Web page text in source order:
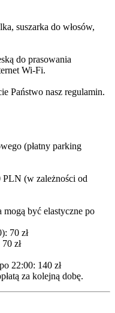
suszarka do włosów,
do prasowania
Wi-Fi.
Państwo nasz regulamin.
(płatny parking
PLN (w zależności od
być elastyczne po
70 zł
zł
22:00: 140 zł
za kolejną dobę.